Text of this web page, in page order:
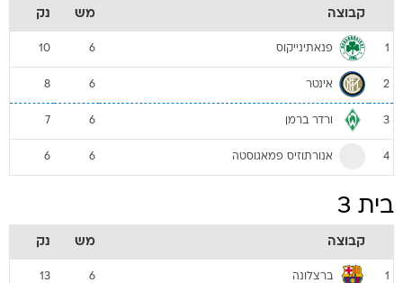
קבוצה מש נק
1 פנאתינייקוס 6
10
2 אינטר 6
8
3 ורדר ברמן 6
7
4 אנורתוזיס פמאגוסטה 6
6
בית 3
קבוצה מש נק
1 ברצלונה 6
13